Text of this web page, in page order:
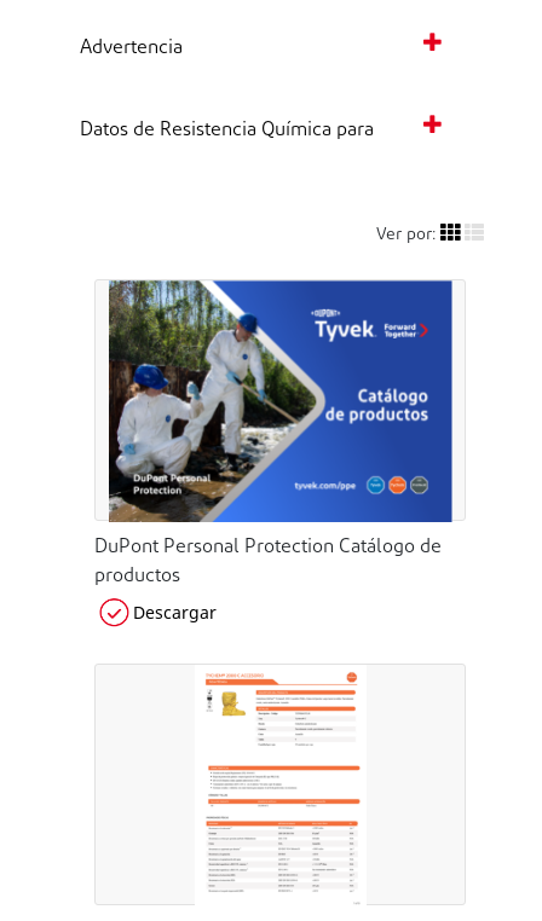
Advertencia
Datos de Resistencia Química para
Ver por:
DuPont Personal Protection Catálogo de
productos
Descargar